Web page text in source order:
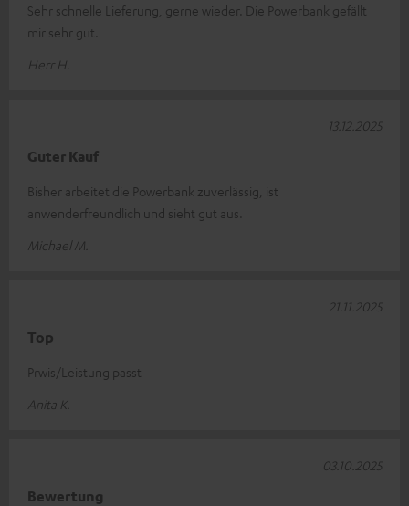
Sehr schnelle Lieferung, gerne wieder. Die Powerbank gefällt
mir sehr gut.
Herr H.
Guter Kauf
Bisher arbeitet die Powerbank zuverlässig, ist
anwenderfreundlich und sieht gut aus.
Michael M.
13.12.2025
Top
Prwis/Leistung passt
Anita K.
21.11.2025
Bewertung
03.10.2025